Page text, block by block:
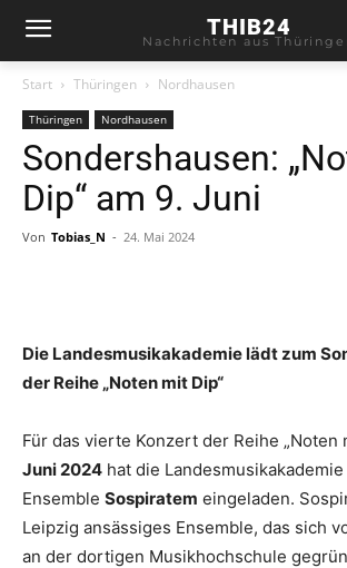
THIB24
Nachrichten aus
Start Thüringen Nordhausen
Thüringen Nordhausen
Sondershausen:
Dip“ am 9. Juni
Von Tobias_N - 24. Mai 2024
Die Landesmusikakademie lädt zum
der Reihe „Noten mit Dip“
Für das vierte Konzert der Reihe „Noten
Juni 2024 hat die Landesmusikakademie
Ensemble Sospiratem eingeladen.
Leipzig ansässiges Ensemble, das sich
an der dortigen Musikhochschule